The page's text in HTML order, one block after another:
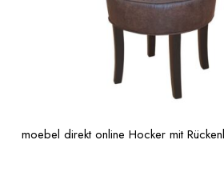
moebel direkt online Hocker mit